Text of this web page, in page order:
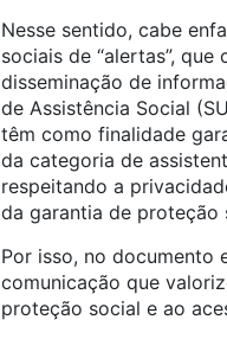
Nesse sentido, cabe
sociais de “alertas”,
disseminação de
de Assistência Social
têm como finalidade
da categoria de
respeitando a
da garantia de proteção
Por isso, no documento
comunicação que
proteção social e ao